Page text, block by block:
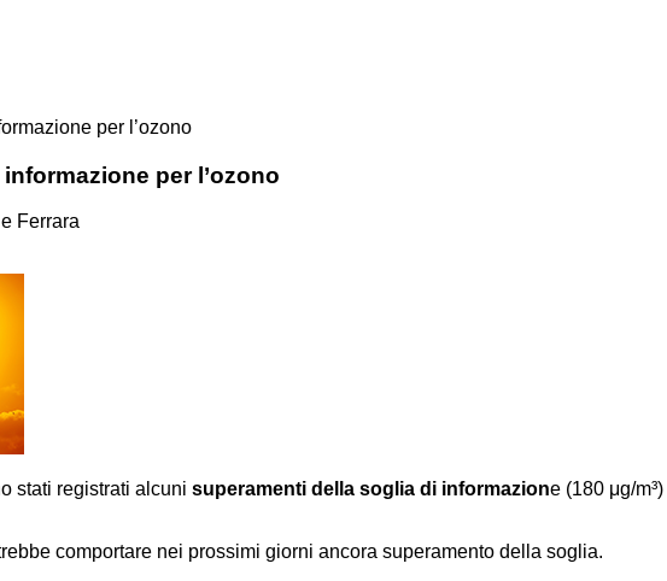
per l’ozono
per l’ozono
Ferrara
stati registrati alcuni superamenti della soglia di informazione (180 μg/m³)
comportare nei prossimi giorni ancora superamento della soglia.